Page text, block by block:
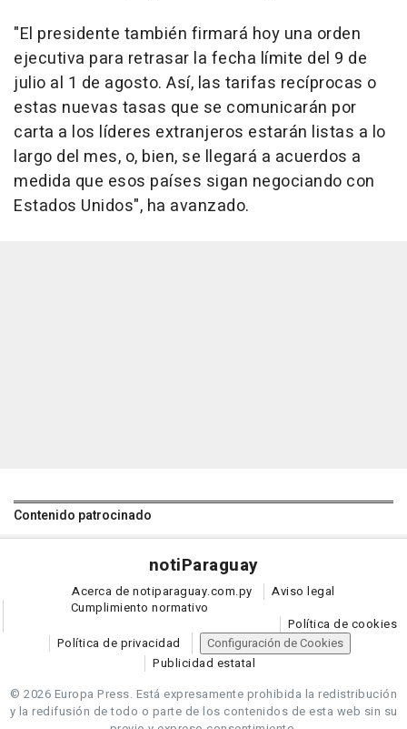
"El presidente también firmará hoy una orden
ejecutiva para retrasar la fecha límite del 9 de
julio al 1 de agosto. Así, las tarifas recíprocas o
estas nuevas tasas que se comunicarán por
carta a los líderes extranjeros estarán listas a lo
largo del mes, o, bien, se llegará a acuerdos a
medida que esos países sigan negociando con
Estados Unidos", ha avanzado.
Contenido patrocinado
notiParaguay
Acerca de notiparaguay.com.py
Aviso legal
Cumplimiento normativo
Política de cookies
Política de privacidad
Configuración de Cookies
Publicidad estatal
© 2026 Europa Press. Está expresamente prohibida la redistribución
y la redifusión de todo o parte de los contenidos de esta web sin su